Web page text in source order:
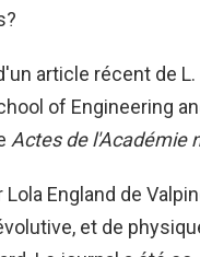
article récent de
of Engineering
Actes de l'Académie
England de
et de